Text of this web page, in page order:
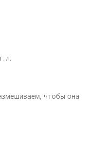
л.
чтобы она